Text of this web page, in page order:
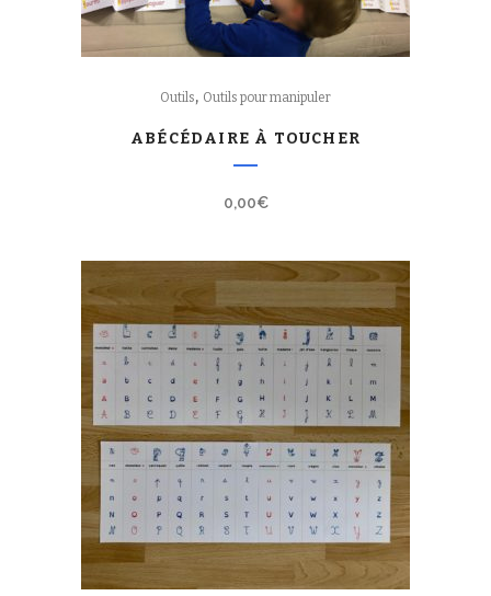
Outils, Outils pour manipuler
ABÉCÉDAIRE À TOUCHER
0,00€